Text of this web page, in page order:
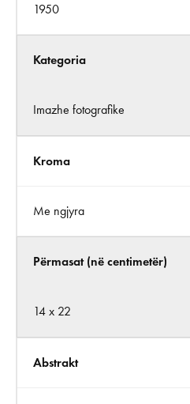
1950
Kategoria
Imazhe fotografike
Kroma
Me ngjyra
Përmasat (në centimetër)
14 x 22
Abstrakt